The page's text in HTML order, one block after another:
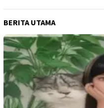
BERITA UTAMA